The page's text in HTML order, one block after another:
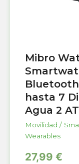
Mibro
hasta 7
Agua 2
Movilidad /
Wearables
27,99 €